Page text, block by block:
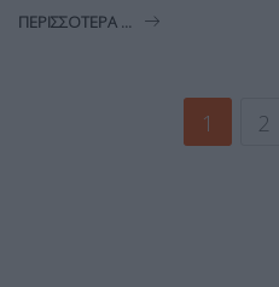
ΠΕΡΙΣΣΌΤΕΡΑ ...
1 2